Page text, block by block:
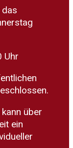
Uhr
über
ein